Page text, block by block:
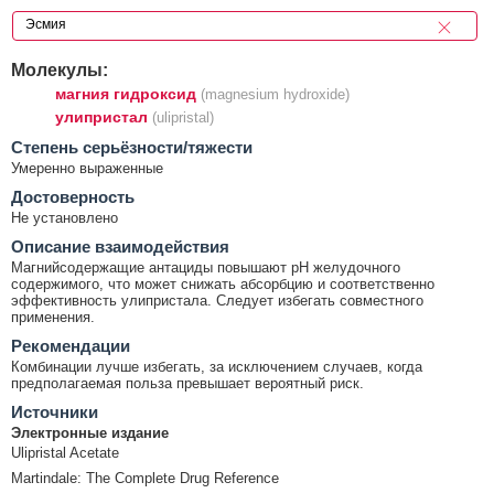
Молекулы:
магния гидроксид (magnesium hydroxide)
улипристал (ulipristal)
Cтепень серьёзности/тяжести
Умеренно выраженные
Достоверность
Не установлено
Описание взаимодействия
Магнийсодержащие антациды повышают рН желудочного
содержимого, что может снижать абсорбцию и соответственно
эффективность улипристала. Следует избегать совместного
применения.
Рекомендации
Комбинации лучше избегать, за исключением случаев, когда
предполагаемая польза превышает вероятный риск.
Источники
Электронные издание
Ulipristal Acetate
Martindale: The Complete Drug Reference